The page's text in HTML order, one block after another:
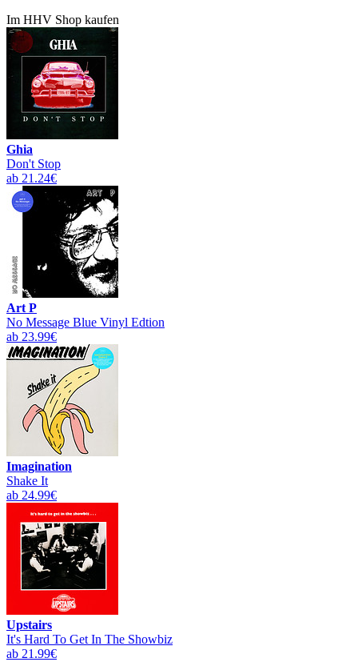
Im HHV Shop kaufen
Ghia
Don't Stop
ab 21.24€
Art P
No Message Blue Vinyl Edtion
ab 23.99€
Imagination
Shake It
ab 24.99€
Upstairs
It's Hard To Get In The Showbiz
ab 21.99€